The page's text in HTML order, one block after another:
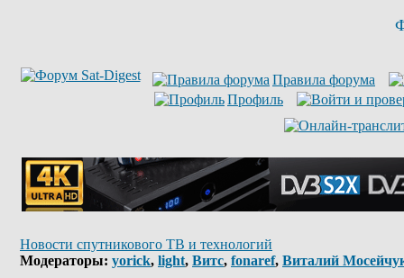
Правила форума
Профиль
Новости спутникового ТВ и технологий
Модераторы: yorick, light, Витс, fonaref, Виталий